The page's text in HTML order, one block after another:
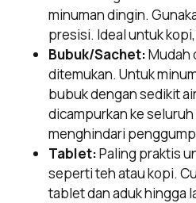
minuman dingin.
presisi. Ideal untuk
Bubuk/Sachet:Mudah
ditemukan. Untuk
bubuk dengan sedikit
dicampurkan ke
menghindari
Tablet:Paling praktis
seperti teh atau kopi.
tablet dan aduk hingga